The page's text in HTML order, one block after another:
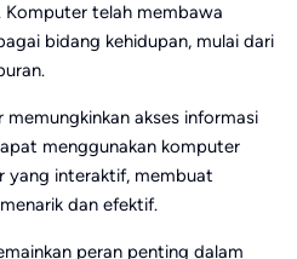
telah membawa
bidang kehidupan, mulai dari
akses informasi
menggunakan komputer
yang interaktif, membuat
dan efektif.
peran penting dalam